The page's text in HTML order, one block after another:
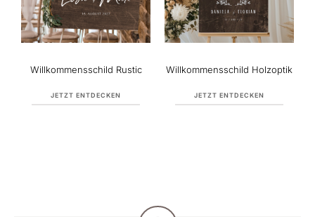
Willkommensschild Rustic
JETZT ENTDECKEN
Willkommensschild Holzoptik
JETZT ENTDECKEN